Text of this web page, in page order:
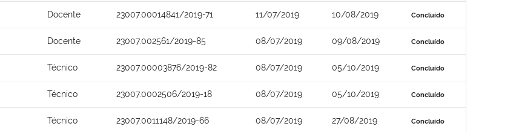
Docente 23007.00014841/2019-71 11/07/2019 10/08/2019 Concluído
Docente 23007.002561/2019-85 08/07/2019 09/08/2019 Concluído
Técnico 23007.00003876/2019-82 08/07/2019 05/10/2019 Concluído
Técnico 23007.0002506/2019-18 08/07/2019 05/10/2019 Concluído
Técnico 23007.0011148/2019-66 08/07/2019 27/08/2019 Concluído